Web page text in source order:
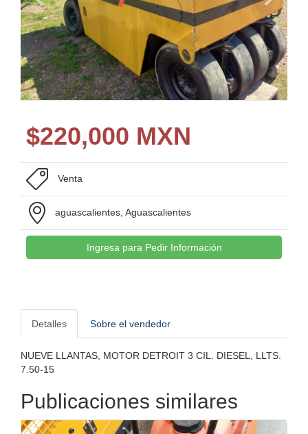
$220,000 MXN
Venta
aguascalientes, Aguascalientes
Ingresa para Pedir Información
Detalles Sobre el vendedor
NUEVE LLANTAS, MOTOR DETROIT 3 CIL. DIESEL, LLTS.
7.50-15
Publicaciones similares